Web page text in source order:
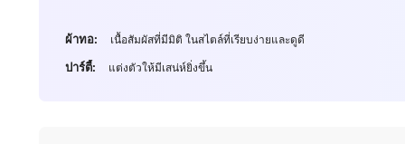
ผ้าทอ: เนื้อสัมผัสที่มีมิติ ในสไตล์ที่เรียบง่ายและดูดี
ปาร์ตี้: แต่งตัวให้มีเสน่ห์ยิ่งขึ้น